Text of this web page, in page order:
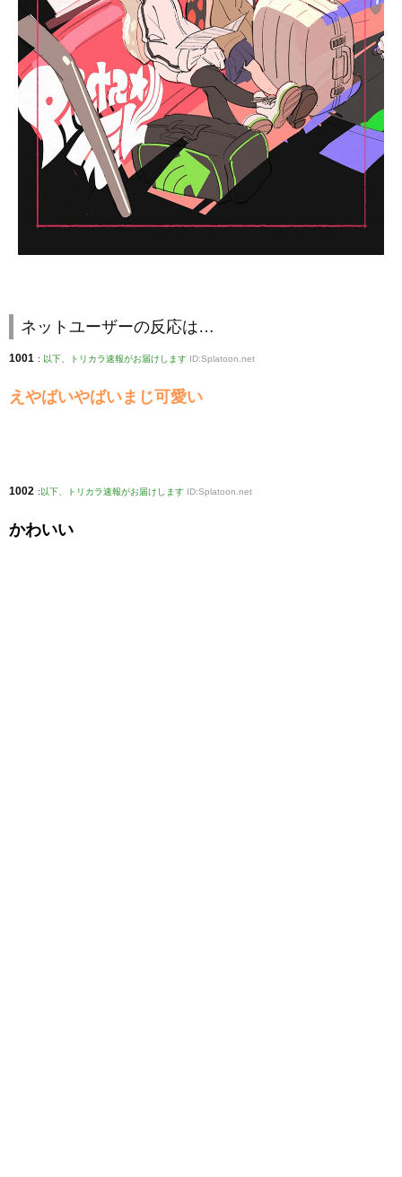
ネットユーザーの反応は…
1001 : 以下、トリカラ速報がお届けします ID:Splatoon.net
えやばいやばいまじ可愛い
1002 : 以下、トリカラ速報がお届けします ID:Splatoon.net
かわいい